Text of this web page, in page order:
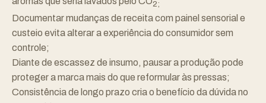
2;
Documentar mudanças de receita com painel sensorial e
custeio evita alterar a experiência do consumidor sem
controle;
Diante de escassez de insumo, pausar a produção pode
proteger a marca mais do que reformular às pressas;
Consistência de longo prazo cria o benefício da dúvida no